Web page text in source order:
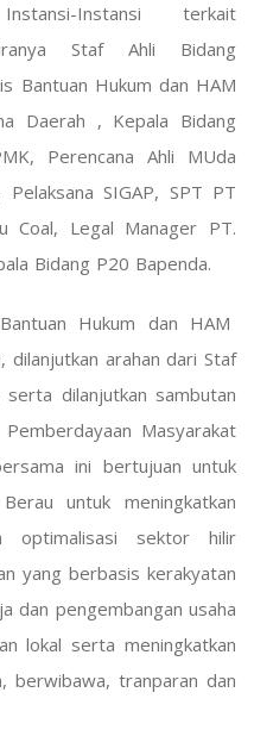
Instansi-Instansi terkait
Staf Ahli Bidang
Bantuan Hukum dan HAM
Daerah , Kepala Bidang
Perencana Ahli MUda
Pelaksana SIGAP, SPT PT
Coal, Legal Manager PT.
Bidang P20 Bapenda.
Hukum dan HAM
dilanjutkan arahan dari Staf
dilanjutkan sambutan
Masyarakat
ini bertujuan untuk
untuk meningkatkan
optimalisasi sektor hilir
yang berbasis kerakyatan
dan pengembangan usaha
lokal serta meningkatkan
berwibawa, tranparan dan